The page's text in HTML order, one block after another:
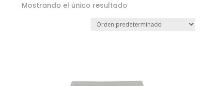
Mostrando el único resultado